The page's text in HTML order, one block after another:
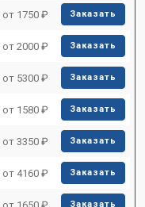
от 1750 ₽ Заказать
от 2000 ₽ Заказать
от 5300 ₽ Заказать
от 1580 ₽ Заказать
от 3350 ₽ Заказать
от 4160 ₽ Заказать
от 1650 ₽ Заказать